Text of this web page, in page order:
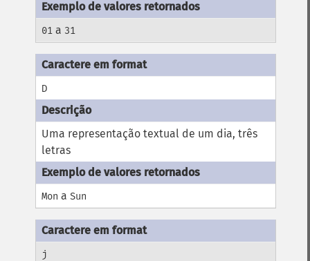
01 a 31
D
Uma representação textual de um dia, três
letras
Mon aSun
j